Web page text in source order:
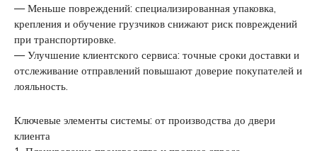
— Меньше повреждений: специализированная упаковка,
крепления и обучение грузчиков снижают риск повреждений
при транспортировке.
— Улучшение клиентского сервиса: точные сроки доставки и
отслеживание отправлений повышают доверие покупателей и
лояльность.
Ключевые элементы системы: от производства до двери
клиента